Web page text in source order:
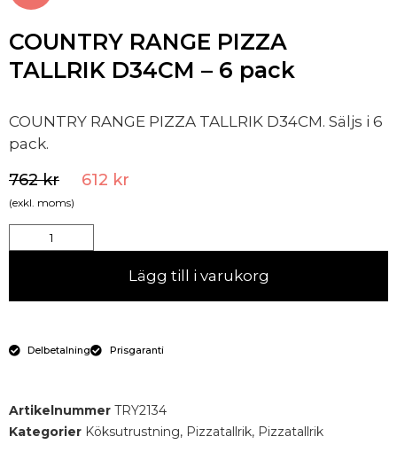
COUNTRY RANGE PIZZA
TALLRIK D34CM – 6 pack
COUNTRY RANGE PIZZA TALLRIK D34CM. Säljs i 6
pack.
762kr 612 kr
(exkl. moms)
Lägg till i varukorg
Delbetalning Prisgaranti
Artikelnummer TRY2134
Kategorier Köksutrustning, Pizzatallrik, Pizzatallrik